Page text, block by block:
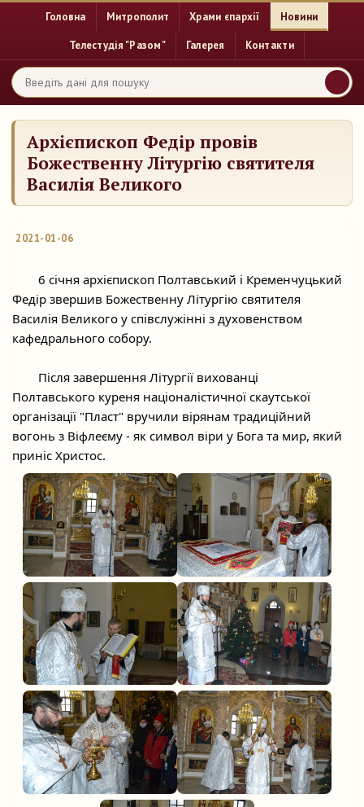
Головна Митрополит Храми єпархії Новини
Телестудія "Разом" Галерея Контакти
Архієпископ Федір провів
Божественну Літургію святителя
Василія Великого
2021-01-06
Федір звершив Божественну Літургію святителя
Василія Великого у співслужінні з духовенством
кафедрального собору.
Полтавського куреня націоналістичної скаутської
організації "Пласт" вручили вірянам традиційний
вогонь з Віфлеєму - як символ віри у Бога та мир, який
приніс Христос.